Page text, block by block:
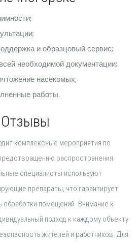
и образцовый сервис;
необходимой документации;
насекомых;
работы.
Отзывы
комплексные мероприятия по
распространения
специалисты используют
препараты, что гарантирует
помещений. Внимание к
подход к каждому объекту
жителей и работников. Для